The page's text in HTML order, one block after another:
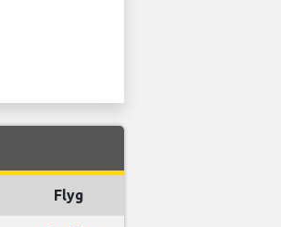
Flyg